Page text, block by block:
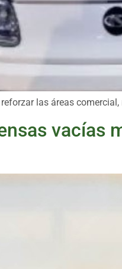
las áreas
vacías